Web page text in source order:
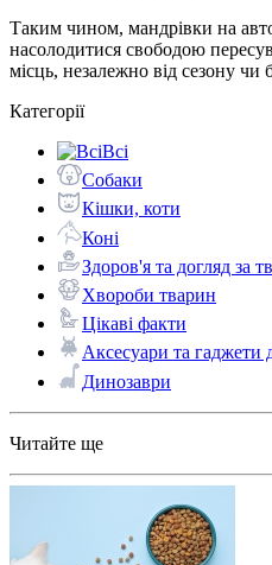
Таким чином, мандрівки на
насолодитися свободою
місць, незалежно від сезону чи
Категорії
Всі
Собаки
Кішки, коти
Коні
Здоров'я та догляд за
Хвороби тварин
Цікаві факти
Аксесуари та гаджети
Динозаври
Читайте ще